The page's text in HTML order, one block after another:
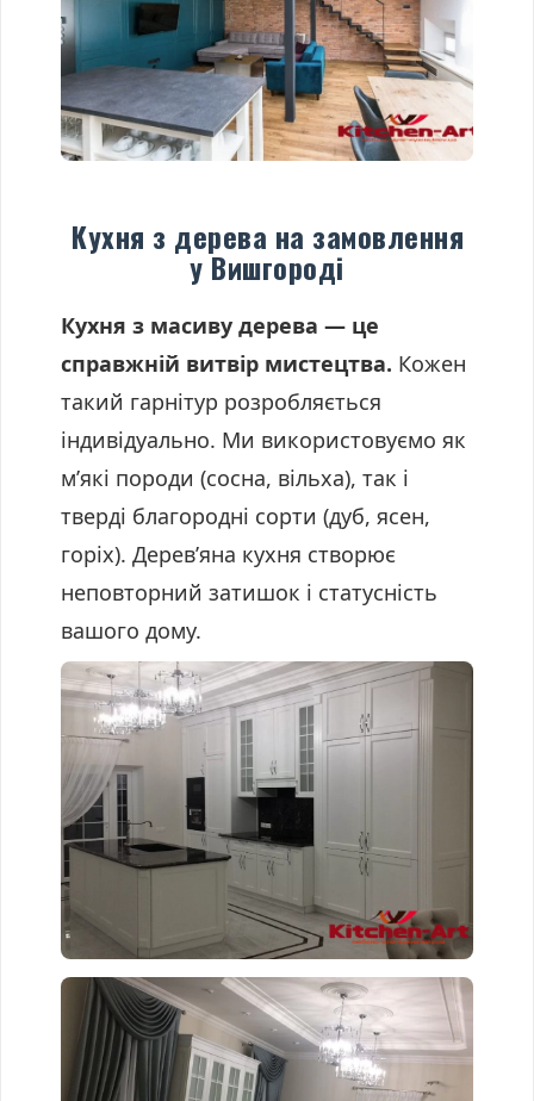
Кухня з дерева на замовлення
у Вишгороді
Кухня з масиву дерева — це
справжній витвір мистецтва. Кожен
такий гарнітур розробляється
індивідуально. Ми використовуємо як
м’які породи (сосна, вільха), так і
тверді благородні сорти (дуб, ясен,
горіх). Дерев’яна кухня створює
неповторний затишок і статусність
вашого дому.